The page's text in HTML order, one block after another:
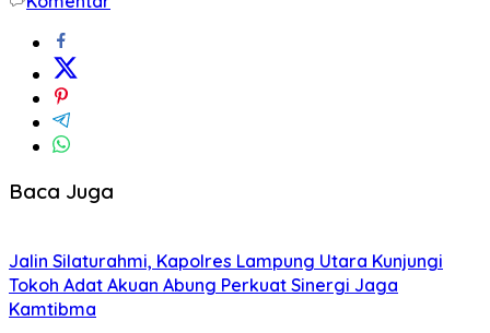
Baca Juga
Jalin Silaturahmi, Kapolres Lampung Utara Kunjungi
Tokoh Adat Akuan Abung Perkuat Sinergi Jaga
Kamtibma